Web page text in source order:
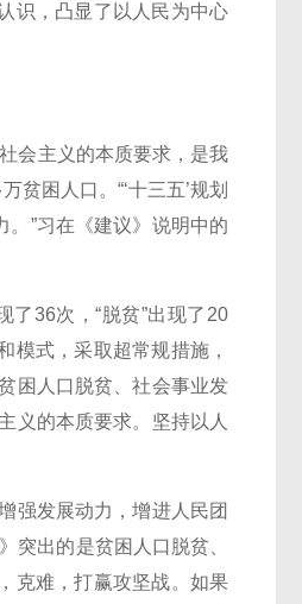
识，凸显了以人民为中心
会主义的本质要求，是我
困人口。“‘十三五’规划
”习在《建议》说明中的
36次，“脱贫”出现了20
模式，采取超常规措施，
困人口脱贫、社会事业发
义的本质要求。坚持以人
强发展动力，增进人民团
突出的是贫困人口脱贫、
克难，打赢攻坚战。如果